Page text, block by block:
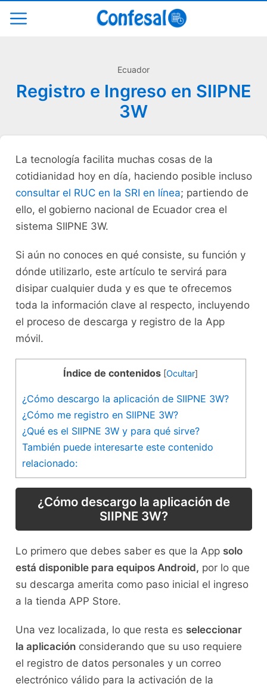
Ecuador
Registro e Ingreso en SIIPNE
3W
La tecnología facilita muchas cosas de la
cotidianidad hoy en día, haciendo posible incluso
consultar el RUC en la SRI en línea; partiendo de
ello, el gobierno nacional de Ecuador crea el
sistema SIIPNE 3W.
Si aún no conoces en qué consiste, su función y
dónde utilizarlo, este artículo te servirá para
disipar cualquier duda y es que te ofrecemos
toda la información clave al respecto, incluyendo
el proceso de descarga y registro de la App
móvil.
Índice de contenidos [Ocultar]
¿Cómo descargo la aplicación de SIIPNE 3W?
¿Cómo me registro en SIIPNE 3W?
¿Qué es el SIIPNE 3W y para qué sirve?
También puede interesarte este contenido
relacionado:
¿Cómo descargo la aplicación de
SIIPNE 3W?
Lo primero que debes saber es que la App solo
está disponible para equipos Android, por lo que
su descarga amerita como paso inicial el ingreso
a la tienda APP Store.
Una vez localizada, lo que resta es seleccionar
la aplicaciónconsiderando que su uso requiere
el registro de datos personales y un correo
electrónico válido para la activación de la